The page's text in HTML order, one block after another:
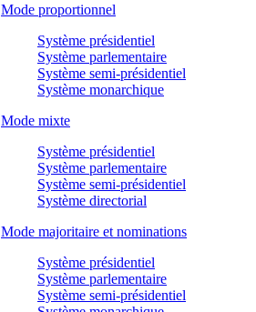
Mode proportionnel
Système présidentiel
Système parlementaire
Système semi-présidentiel
Système monarchique
Mode mixte
Système présidentiel
Système parlementaire
Système semi-présidentiel
Système directorial
Mode majoritaire et nominations
Système présidentiel
Système parlementaire
Système semi-présidentiel